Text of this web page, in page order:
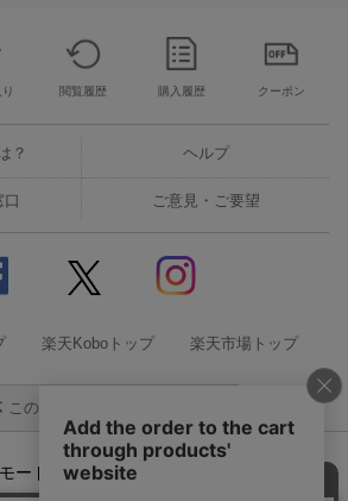
コラ・ショ」
スマホも出発！！
ひと悶着
暗鬼の予約トラブル
手を送りたい！
十六項
きに感謝
るガイドの決断
閲覧履歴 購入履歴 クーポン
？ ヘルプ
口 ご意見・ご要望
楽天Koboトップ 楽天市場トップ
このページの先頭に戻る
ード モバイル